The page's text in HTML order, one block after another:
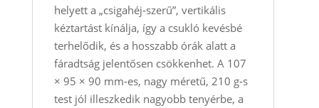
helyett a „csigahéj‑szerű”, vertikális
kéztartást kínálja, így a csukló kevésbé
terhelődik, és a hosszabb órák alatt a
fáradtság jelentősen csökkenhet. A 107
× 95 × 90 mm‑es, nagy méretű, 210 g‑s
test jól illeszkedik nagyobb tenyérbe, a